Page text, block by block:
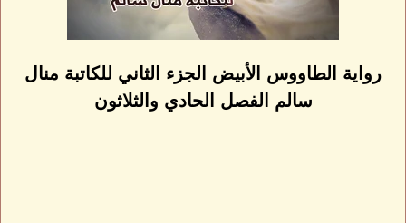
رواية الطاووس الأبيض الجزء الثاني للكاتبة منال
سالم الفصل الحادي والثلاثون